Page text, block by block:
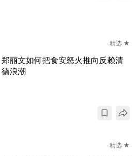
精选 ★
郑丽文如何把食安怒火推向反赖清
德浪潮
精选 ★